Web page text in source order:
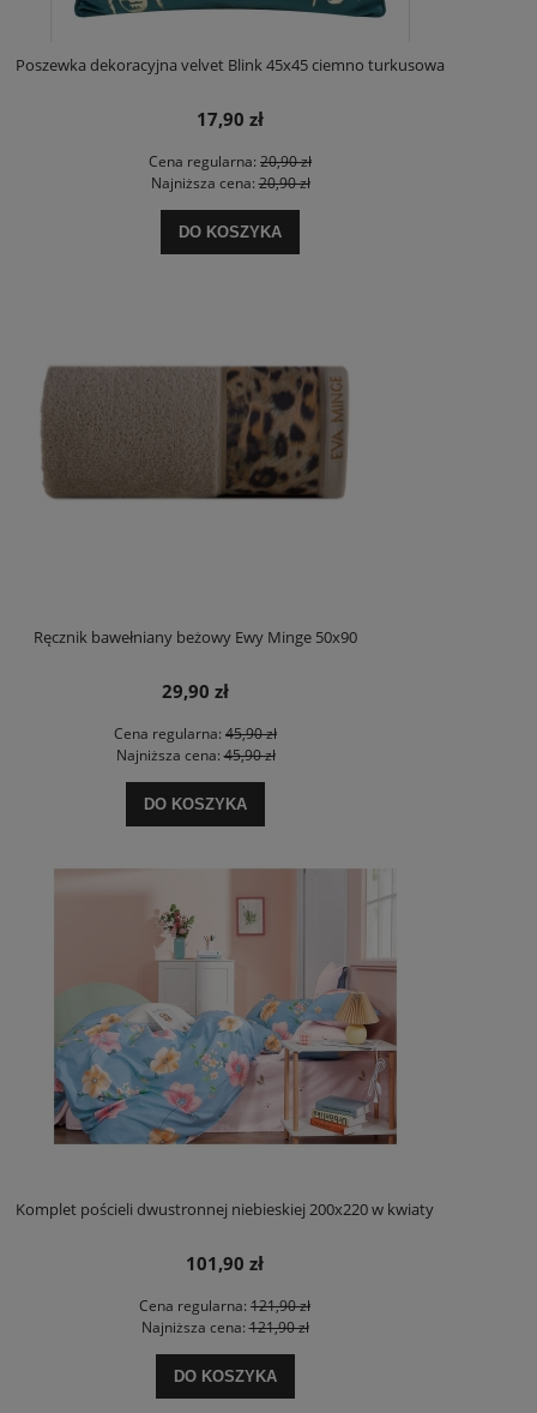
Poszewka dekoracyjna velvet Blink 45x45 ciemno turkusowa
17,90 zł
Cena regularna: 20,90 zł
Najniższa cena:20,90 zł
DO KOSZYKA
Ręcznik bawełniany beżowy Ewy Minge 50x90
29,90 zł
Cena regularna: 45,90 zł
Najniższa cena:45,90 zł
DO KOSZYKA
Komplet pościeli dwustronnej niebieskiej 200x220 w kwiaty
101,90 zł
Cena regularna: 121,90 zł
Najniższa cena:121,90 zł
DO KOSZYKA